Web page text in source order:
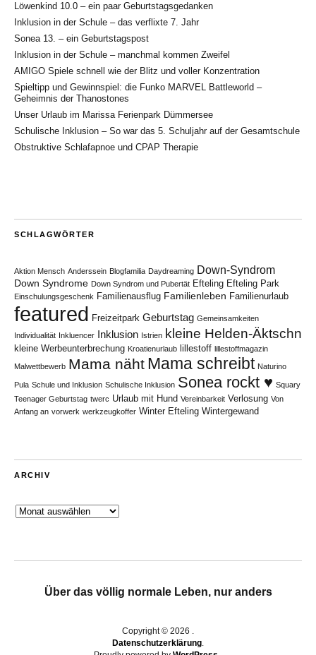
Löwenkind 10.0 – ein paar Geburtstagsgedanken
Inklusion in der Schule – das verflixte 7. Jahr
Sonea 13. – ein Geburtstagspost
Inklusion in der Schule – manchmal kommen Zweifel
AMIGO Spiele schnell wie der Blitz und voller Konzentration
Spieltipp und Gewinnspiel: die Funko MARVEL Battleworld –
Geheimnis der Thanostones
Unser Urlaub im Marissa Ferienpark Dümmersee
Schulische Inklusion – So war das 5. Schuljahr auf der Gesamtschule
Obstruktive Schlafapnoe und CPAP Therapie
SCHLAGWÖRTER
Aktion Mensch Anderssein Blogfamilia Daydreaming Down-Syndrom
Down Syndrome Down Syndrom und Pubertät Efteling Efteling Park
Einschulungsgeschenk Familienausflug Familienleben Familienurlaub
featured Freizeitpark Geburtstag Gemeinsamkeiten
Individualität Inkluencer Inklusion Istrien kleine Helden-Äktschn
kleine Werbeunterbrechung Kroatienurlaub lillestoff lillestoffmagazin
Malwettbewerb Mama näht Mama schreibt Naturino
Pula Schule und Inklusion Schulische Inklusion Sonea rockt ♥ Squary
Teenager Geburtstag twerc Urlaub mit Hund Vereinbarkeit Verlosung Von
Anfang an vorwerk werkzeugkoffer Winter Efteling Wintergewand
ARCHIV
Archiv
Über das völlig normale Leben, nur anders
Copyright © 2026
Datenschutzerklärung